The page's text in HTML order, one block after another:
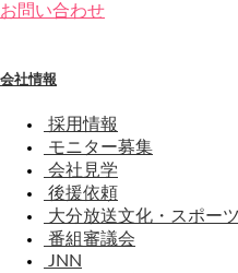
お問い合わせ
会社情報
採用情報
モニター募集
会社見学
後援依頼
大分放送文化・スポー
番組審議会
JNN